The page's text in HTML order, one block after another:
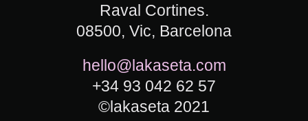
Raval Cortines.
08500, Vic, Barcelona
hello@lakaseta.com
+34 93 042 62 57
©lakaseta 2021